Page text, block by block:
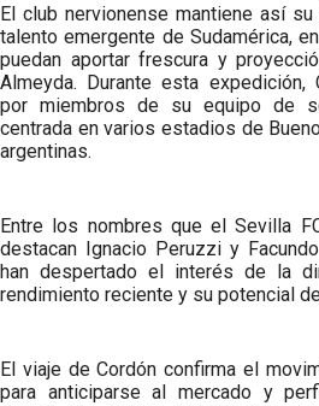
El club nervionense mantiene así
talento emergente de Sudamérica,
puedan aportar frescura y
Almeyda. Durante esta expedición,
por miembros de su equipo de
centrada en varios estadios de
argentinas.
Entre los nombres que el Sevilla
destacan Ignacio Peruzzi y
han despertado el interés de la
rendimiento reciente y su potencial
El viaje de Cordón confirma el
para anticiparse al mercado y